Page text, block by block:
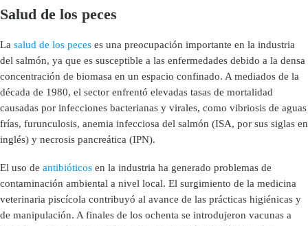
Salud de los peces
La salud de los peces es una preocupación importante en la industria
del salmón, ya que es susceptible a las enfermedades debido a la densa
concentración de biomasa en un espacio confinado. A mediados de la
década de 1980, el sector enfrentó elevadas tasas de mortalidad
causadas por infecciones bacterianas y virales, como vibriosis de aguas
frías, furunculosis, anemia infecciosa del salmón (ISA, por sus siglas en
inglés) y necrosis pancreática (IPN).
El uso de antibióticos en la industria ha generado problemas de
contaminación ambiental a nivel local. El surgimiento de la medicina
veterinaria piscícola contribuyó al avance de las prácticas higiénicas y
de manipulación. A finales de los ochenta se introdujeron vacunas a